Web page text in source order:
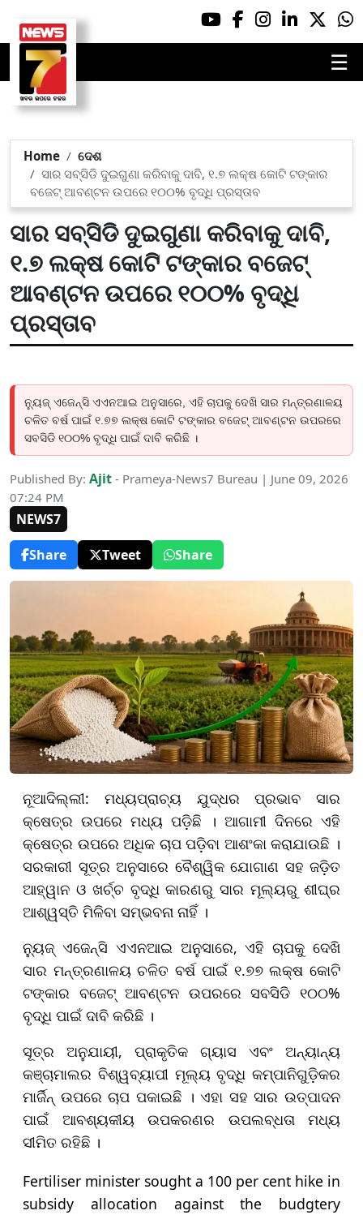
☰
Home
ଦେଶ
ସାର ସବ୍‌ସିଡି ଦୁଇଗୁଣା କରିବାକୁ ଦାବି, ୧.୭ ଲକ୍ଷ କୋଟି ଟଙ୍କାର
ବଜେଟ୍ ଆବଣ୍ଟନ ଉପରେ ୧୦୦% ବୃଦ୍ଧି ପ୍ରସ୍ତାବ
ସାର ସବ୍‌ସିଡି ଦୁଇଗୁଣା କରିବାକୁ ଦାବି,
୧.୭ ଲକ୍ଷ କୋଟି ଟଙ୍କାର ବଜେଟ୍
ଆବଣ୍ଟନ ଉପରେ ୧୦୦% ବୃଦ୍ଧି
ପ୍ରସ୍ତାବ
ନ୍ୟୁଜ୍ ଏଜେନ୍ସି ଏଏନଆଇ ଅନୁସାରେ, ଏହି ଚାପକୁ ଦେଖି ସାର ମନ୍ତ୍ରଣାଳୟ
ଚଳିତ ବର୍ଷ ପାଇଁ ୧.୭୭ ଲକ୍ଷ କୋଟି ଟଙ୍କାର ବଜେଟ୍ ଆବଣ୍ଟନ ଉପରରେ
ସବସିଡି ୧୦୦% ବୃଦ୍ଧି ପାଇଁ ଦାବି କରିଛି ।
Published By: Ajit - Prameya-News7 Bureau | June 09, 2026
07:24 PM
NEWS7
Share
Tweet Share
ନୂଆଦିଲ୍ଲୀ: ମଧ୍ୟପ୍ରାଚ୍ୟ ଯୁଦ୍ଧର ପ୍ରଭାବ ସାର
କ୍ଷେତ୍ର ଉପରେ ମଧ୍ୟ ପଡ଼ିଛି । ଆଗାମୀ ଦିନରେ ଏହି
କ୍ଷେତ୍ର ଉପରେ ଅଧିକ ଚାପ ପଡ଼ିବା ଆଶଂକା କରାଯାଉଛି ।
ସରକାରୀ ସୂତ୍ର ଅନୁସାରେ ବୈଶ୍ୱିକ ଯୋଗାଣ ସହ ଜଡ଼ିତ
ଆହ୍ୱାନ ଓ ଖର୍ଚ୍ଚ ବୃଦ୍ଧି କାରଣରୁ ସାର ମୂଲ୍ୟରୁ ଶୀଘ୍ର
ଆଶ୍ୱସ୍ତି ମିଳିବା ସମ୍ଭବନା ନାହିଁ ।
ନ୍ୟୁଜ୍ ଏଜେନ୍ସି ଏଏନଆଇ ଅନୁସାରେ, ଏହି ଚାପକୁ ଦେଖି
ସାର ମନ୍ତ୍ରଣାଳୟ ଚଳିତ ବର୍ଷ ପାଇଁ ୧.୭୭ ଲକ୍ଷ କୋଟି
ଟଙ୍କାର ବଜେଟ୍ ଆବଣ୍ଟନ ଉପରରେ ସବସିଡି ୧୦୦%
ବୃଦ୍ଧି ପାଇଁ ଦାବି କରିଛି ।
ସୂତ୍ର ଅନୁଯାୟୀ, ପ୍ରାକୃତିକ ଗ୍ୟାସ ଏବଂ ଅନ୍ୟାନ୍ୟ
କଞ୍ଚାମାଲର ବିଶ୍ୱବ୍ୟାପୀ ମୂଲ୍ୟ ବୃଦ୍ଧି କମ୍ପାନିଗୁଡ଼ିକର
ମାର୍ଜିନ୍ ଉପରେ ଚାପ ପକାଇଛି । ଏହା ସହ ସାର ଉତ୍ପାଦନ
ପାଇଁ ଆବଶ୍ୟକୀୟ ଉପକରଣର ଉପଲବ୍ଧତା ମଧ୍ୟ
ସୀମିତ ରହିଛି ।
Fertiliser minister sought a 100 per cent hike in
subsidy allocation against the budgtery